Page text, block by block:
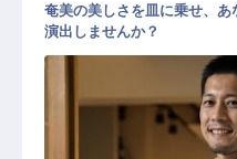
奄美の美しさを皿に乗せ、あ
演出しませんか？